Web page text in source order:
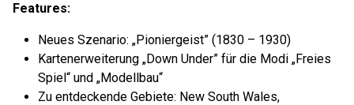
Features:
Neues Szenario: „Pioniergeist” (1830 – 1930)
Kartenerweiterung „Down Under” für die Modi „Freies
Spiel“ und „Modellbau“
Zu entdeckende Gebiete: New South Wales,